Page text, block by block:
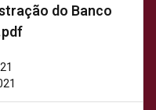
do Banco